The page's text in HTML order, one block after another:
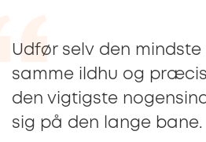
Udfør selv den
samme ildhu og
den vigtigste
sig på den lange bane.